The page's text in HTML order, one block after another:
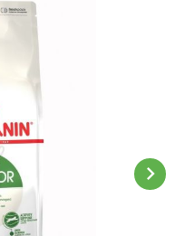
chevron_right